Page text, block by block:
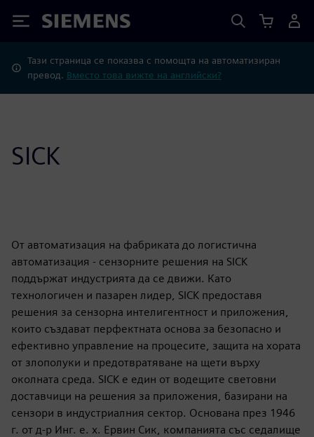
Siemens
Тази страница се показва с помощта на автоматизиран
превод. Вместо това вижте на английски?
SICK
От автоматизация на фабриката до логистична
автоматизация - сензорните решения на SICK
поддържат индустрията да се движи. Като
технологичен и пазарен лидер, SICK предоставя
решения за сензорна интелигентност и приложения,
които създават перфектната основа за безопасно и
ефективно управление на процесите, защита на хората
от злополуки и предотвратяване на щети върху
околната среда. SICK е един от водещите световни
доставчици на решения за приложения, базирани на
сензори в индустриалния сектор. Основана през 1946
г. от д-р Инг. е. х. Ервин Сик, компанията със седалище